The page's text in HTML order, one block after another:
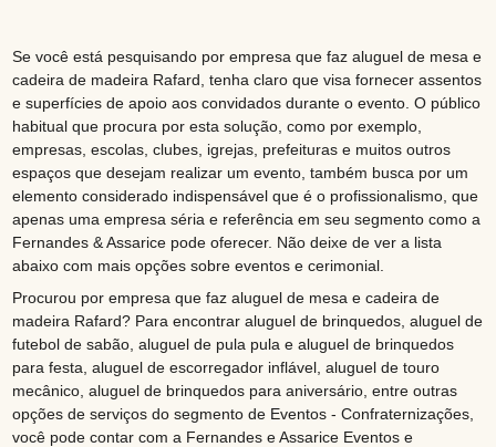
Se você está pesquisando por empresa que faz aluguel de mesa e
cadeira de madeira Rafard, tenha claro que visa fornecer assentos
e superfícies de apoio aos convidados durante o evento. O público
habitual que procura por esta solução, como por exemplo,
empresas, escolas, clubes, igrejas, prefeituras e muitos outros
espaços que desejam realizar um evento, também busca por um
elemento considerado indispensável que é o profissionalismo, que
apenas uma empresa séria e referência em seu segmento como a
Fernandes & Assarice pode oferecer. Não deixe de ver a lista
abaixo com mais opções sobre eventos e cerimonial.
Procurou por empresa que faz aluguel de mesa e cadeira de
madeira Rafard? Para encontrar aluguel de brinquedos, aluguel de
futebol de sabão, aluguel de pula pula e aluguel de brinquedos
para festa, aluguel de escorregador inflável, aluguel de touro
mecânico, aluguel de brinquedos para aniversário, entre outras
opções de serviços do segmento de Eventos - Confraternizações,
você pode contar com a Fernandes e Assarice Eventos e